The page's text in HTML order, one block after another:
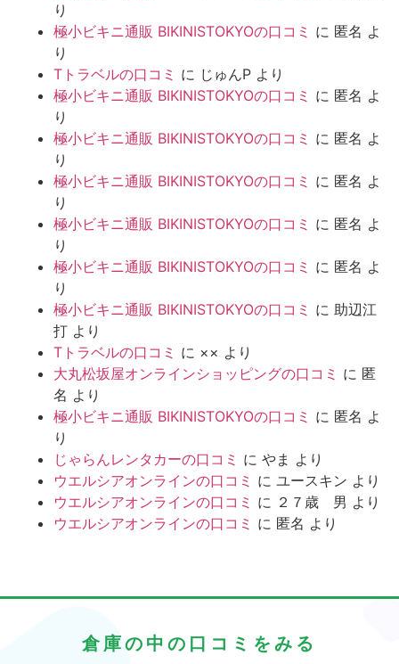
り
極小ビキニ通販 BIKINISTOKYOの口コミ に 匿名 よ
り
Tトラベルの口コミ に じゅんP より
極小ビキニ通販 BIKINISTOKYOの口コミ に 匿名 よ
り
極小ビキニ通販 BIKINISTOKYOの口コミ に 匿名 よ
り
極小ビキニ通販 BIKINISTOKYOの口コミ に 匿名 よ
り
極小ビキニ通販 BIKINISTOKYOの口コミ に 匿名 よ
り
極小ビキニ通販 BIKINISTOKYOの口コミ に 匿名 よ
り
極小ビキニ通販 BIKINISTOKYOの口コミ に 助辺江
打 より
Tトラベルの口コミ に ×× より
大丸松坂屋オンラインショッピングの口コミ に 匿
名 より
極小ビキニ通販 BIKINISTOKYOの口コミ に 匿名 よ
り
じゃらんレンタカーの口コミ に やま より
ウエルシアオンラインの口コミ に ユースキン より
ウエルシアオンラインの口コミ に ２７歳 男 より
ウエルシアオンラインの口コミ に 匿名 より
倉庫の中の口コミをみる